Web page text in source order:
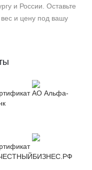
и России. Оставьте
и цену под вашу
АО Альфа-